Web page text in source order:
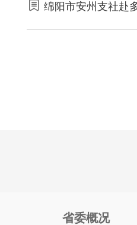
绵阳市安州支社赴
省委概况